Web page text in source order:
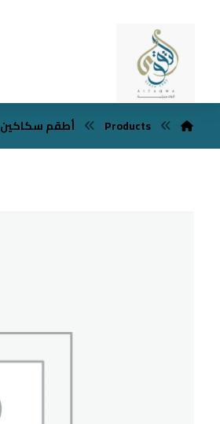
Products أطقم سكاكين